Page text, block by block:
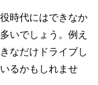
時代にはできなか
いでしょう。例え
なだけドライブし
るかもしれませ